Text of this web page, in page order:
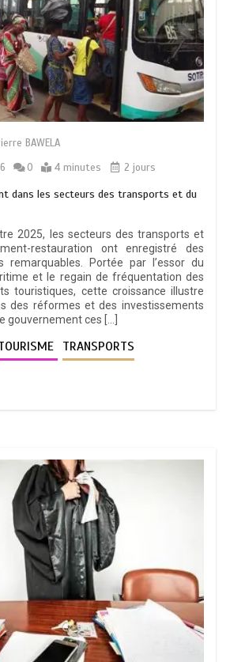
BAWELA
0 4 minutes 2 jours
dans les secteurs des transports et du
2025, les secteurs des transports et
restauration ont enregistré des
remarquables. Portée par l’essor du
et le regain de fréquentation des
touristiques, cette croissance illustre
des réformes et des investissements
gouvernement ces […]
TRANSPORTS